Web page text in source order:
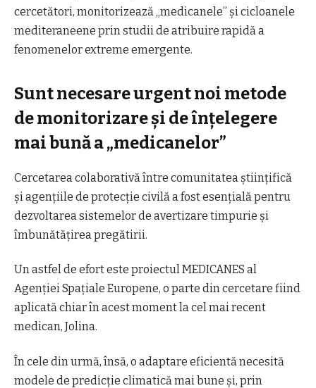
cercetători, monitorizează „medicanele” și cicloanele
mediteraneene prin studii de atribuire rapidă a
fenomenelor extreme emergente.
Sunt necesare urgent noi metode
de monitorizare și de înțelegere
mai bună a „medicanelor”
Cercetarea colaborativă între comunitatea științifică
și agențiile de protecție civilă a fost esențială pentru
dezvoltarea sistemelor de avertizare timpurie și
îmbunătățirea pregătirii.
Un astfel de efort este proiectul MEDICANES al
Agenției Spațiale Europene, o parte din cercetare fiind
aplicată chiar în acest moment la cel mai recent
medican, Jolina.
În cele din urmă, însă, o adaptare eficientă necesită
modele de predicție climatică mai bune și, prin